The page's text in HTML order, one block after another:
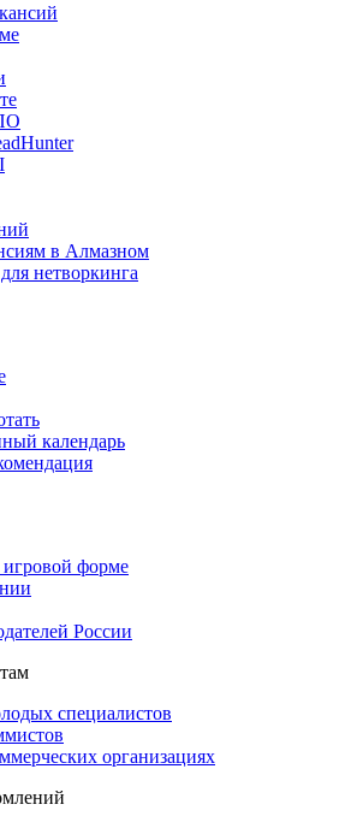
в Алмазном
нетворкинга
календарь
форме
России
специалистов
организациях